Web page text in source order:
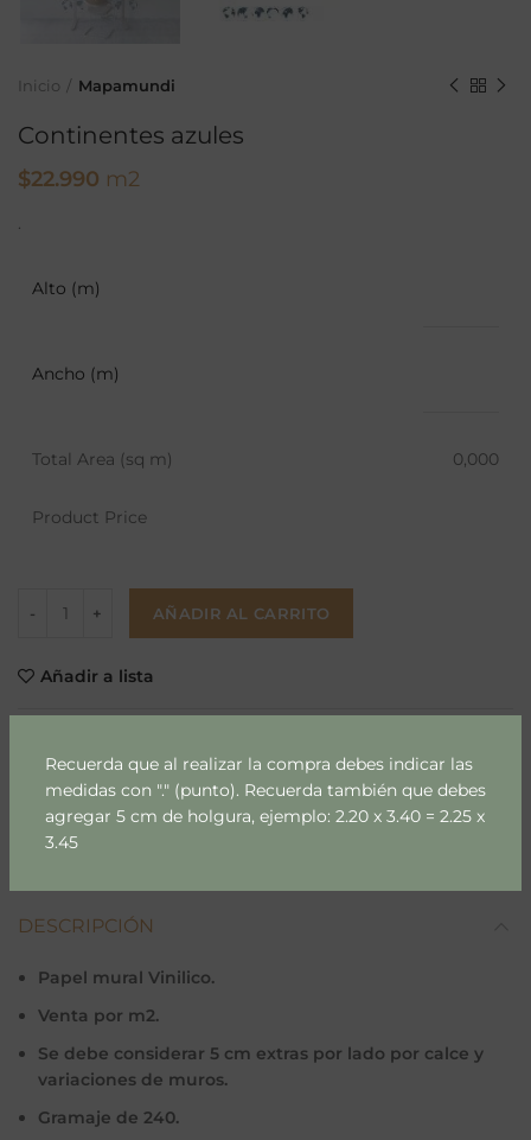
Recuerda que al realizar la compra debes indicar las
medidas con "." (punto). Recuerda también que debes
agregar 5 cm de holgura, ejemplo: 2.20 x 3.40 = 2.25 x
3.45
Inicio Mapamundi
Continentes azules
$22.990 m2
.
Alto (m)
Ancho (m)
Total Area (sq m) 0,000
Product Price
AÑADIR AL CARRITO
Añadir a lista
Categorías:
Mapamundi
Niños & Niñas
Compartir
DESCRIPCIÓN
Papel mural Vinilico.
Venta por m2.
Se debe considerar 5 cm extras por lado por calce y
variaciones de muros.
Gramaje de 240.